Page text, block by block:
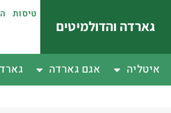
גארדה והדולמיטים
טיסות
איטליה אגם גארדה